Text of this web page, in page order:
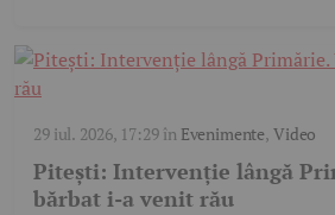
29 iul. 2026, 17:29în Evenimente,Video
Pitești: Intervenție lângă
bărbat i-a venit rău